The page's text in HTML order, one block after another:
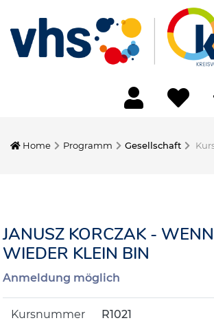
Home Programm Gesellschaft
JANUSZ KORCZAK -
WIEDER KLEIN BIN
Anmeldung möglich
Kursnummer R1021